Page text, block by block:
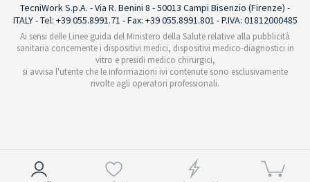
TecniWork S.p.A. - Via R. Benini 8 - 50013 Campi Bisenzio (Firenze) -
ITALY - Tel: +39 055.8991.71 - Fax: +39 055.8991.801 - P.IVA: 01812000485
Ai sensi delle Linee guida del Ministero della Salute relative alla pubblicità
sanitaria concernente i dispositivi medici, dispositivi medico-diagnostici in
vitro e presidi medico chirurgici,
si avvisa l'utente che le informazioni ivi contenute sono esclusivamente
rivolte agli operatori professionali.